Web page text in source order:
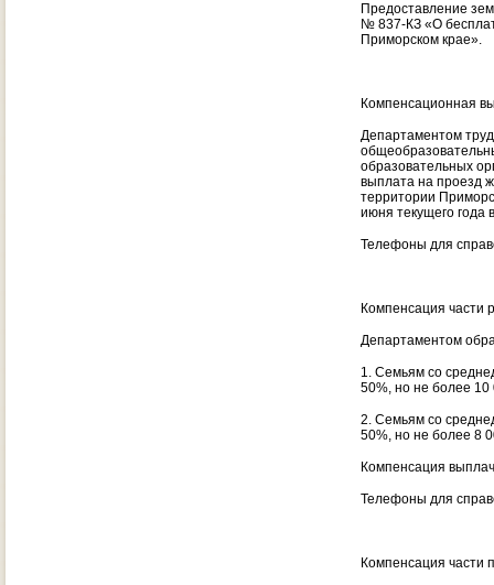
Предоставление
№ 837-КЗ «О
Приморском крае».
Компенсационная
Департаментом
образовательных
выплата на проезд
территории
июня текущего года
Телефоны для
Компенсация части
Департаментом
1. Семьям со
50%, но не более 10
2. Семьям со
50%, но не более 8
Компенсация
Телефоны для
Компенсация части